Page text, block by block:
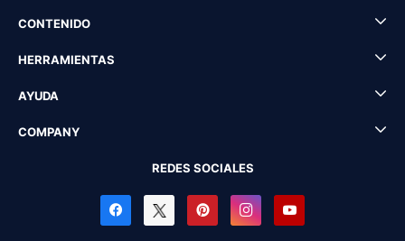
CONTENIDO
HERRAMIENTAS
AYUDA
COMPANY
REDES SOCIALES